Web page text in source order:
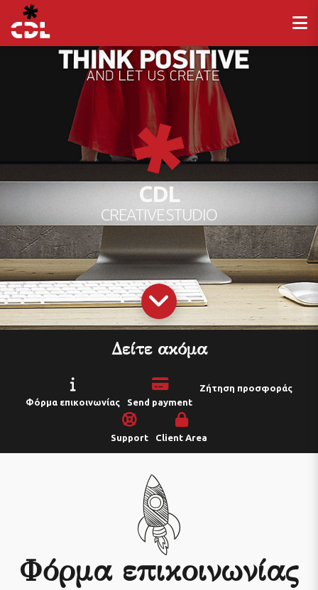
CDL
CREATIVE STUDIO
Δείτε ακόμα
Φόρμα επικοινωνίας Send payment
Ζήτηση προσφοράς
Support Client Area
Φόρμα επικοινωνίας